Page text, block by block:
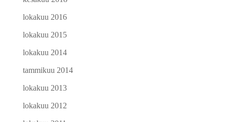
lokakuu 2016
lokakuu 2015
lokakuu 2014
tammikuu 2014
lokakuu 2013
lokakuu 2012